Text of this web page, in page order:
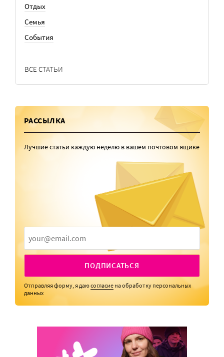
Отдых
Семья
События
ВСЕ СТАТЬИ
РАССЫЛКА
Лучшие статьи каждую неделю в вашем почтовом ящике
ПОДПИСАТЬСЯ
Отправляя форму, я даюсогласие на обработку персональных
данных